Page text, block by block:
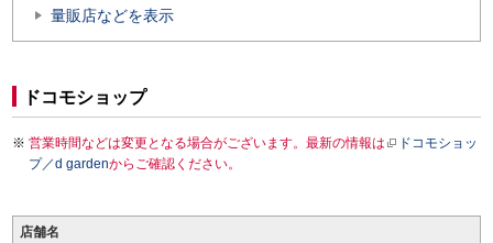
量販店などを表示
ドコモショップ
営業時間などは変更となる場合がございます。最新の情報は
ドコモショッ
プ／d gardenからご確認ください。
店舗名